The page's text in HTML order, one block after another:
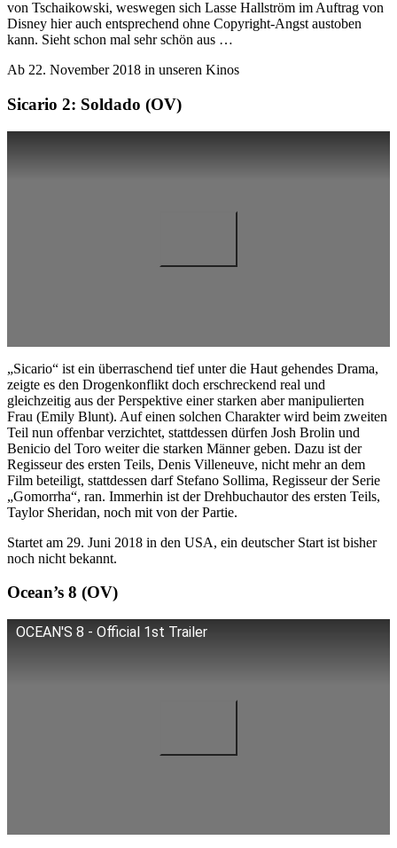
von Tschaikowski, weswegen sich Lasse Hallström im Auftrag von
Disney hier auch entsprechend ohne Copyright-Angst austoben
kann. Sieht schon mal sehr schön aus …
Ab 22. November 2018 in unseren Kinos
Sicario 2: Soldado (OV)
„Sicario“ ist ein überraschend tief unter die Haut gehendes Drama,
zeigte es den Drogenkonflikt doch erschreckend real und
gleichzeitig aus der Perspektive einer starken aber manipulierten
Frau (Emily Blunt). Auf einen solchen Charakter wird beim zweiten
Teil nun offenbar verzichtet, stattdessen dürfen Josh Brolin und
Benicio del Toro weiter die starken Männer geben. Dazu ist der
Regisseur des ersten Teils, Denis Villeneuve, nicht mehr an dem
Film beteiligt, stattdessen darf Stefano Sollima, Regisseur der Serie
„Gomorrha“, ran. Immerhin ist der Drehbuchautor des ersten Teils,
Taylor Sheridan, noch mit von der Partie.
Startet am 29. Juni 2018 in den USA, ein deutscher Start ist bisher
noch nicht bekannt.
Ocean’s 8 (OV)
OCEAN'S 8 - Official 1st Trailer